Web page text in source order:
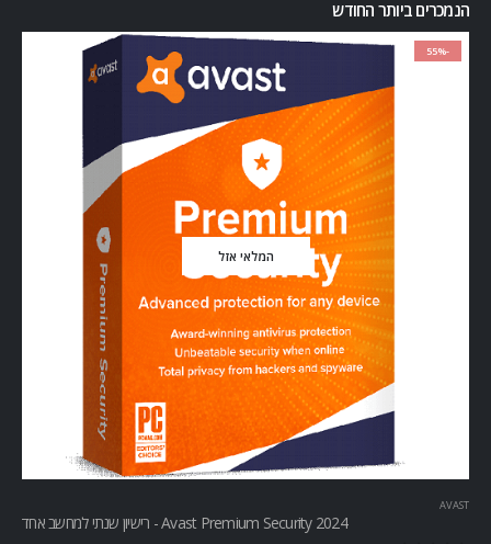
הנמכרים ביותר החודש
-55%
המלאי אזל
AVAST
Avast Premium Security 2024 - רישיון שנתי למחשב אחד